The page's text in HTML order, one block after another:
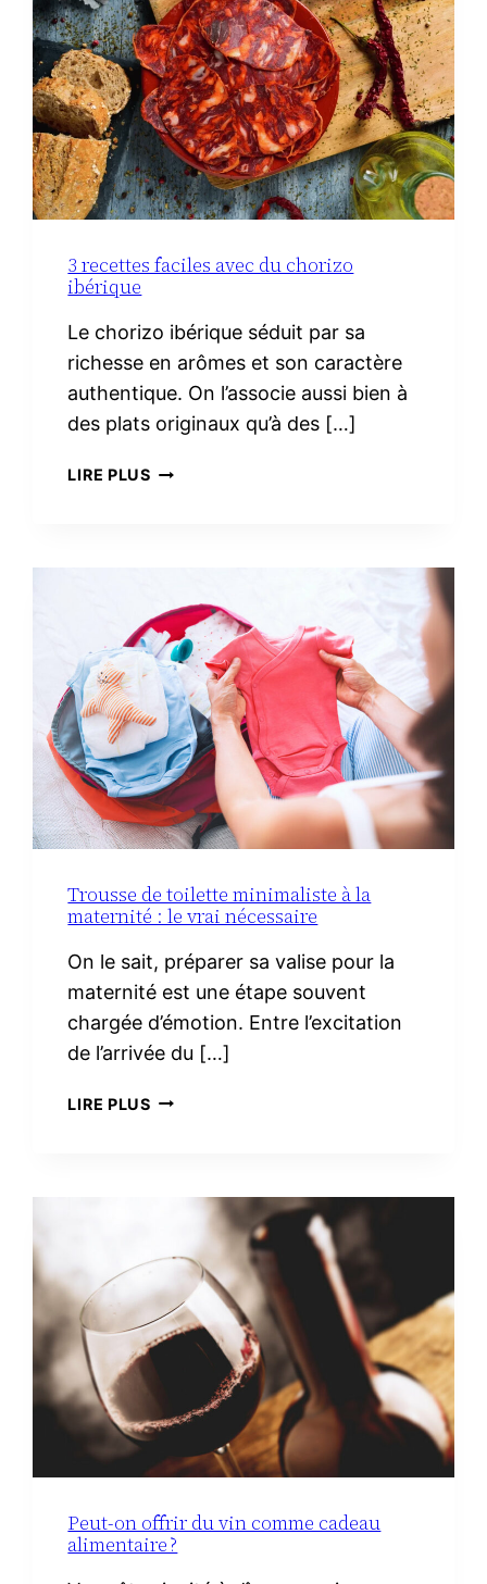
3 recettes faciles avec du chorizo
ibérique
Le chorizo ibérique séduit par sa
richesse en arômes et son caractère
authentique. On l’associe aussi bien à
des plats originaux qu’à des […]
LIRE PLUS3
IBÉRIQUE
Trousse de toilette minimaliste à la
maternité : le vrai nécessaire
On le sait, préparer sa valise pour la
maternité est une étape souvent
chargée d’émotion. Entre l’excitation
de l’arrivée du […]
LIRE PLUSTROUSSE
MATERNITÉ :
VRAI
NÉCESSAIRE
Peut-on offrir du vin comme cadeau
alimentaire ?